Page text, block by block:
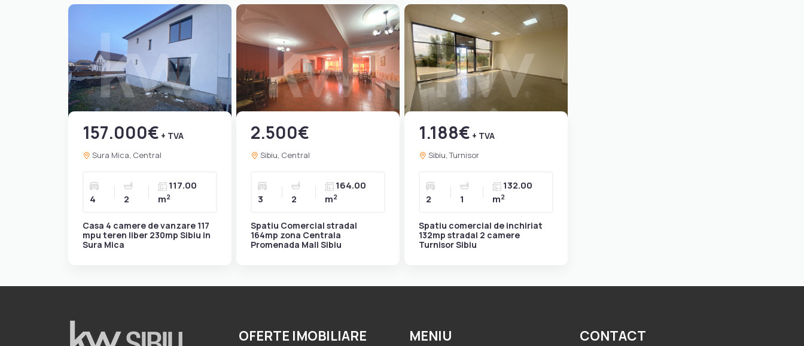
157.000€ + TVA
Sura Mica, Central
4 2
117.00
m2
Casa 4 camere de vanzare 117
mpu teren liber 230mp Sibiu in
Sura Mica
2.500€
Sibiu, Central
3 2
164.00
m2
Spatiu Comercial stradal
164mp zona Centrala
Promenada Mall Sibiu
1.188€ + TVA
Sibiu, Turnisor
2 1
132.00
m2
Spatiu comercial de inchiriat
132mp stradal 2 camere
Turnisor Sibiu
OFERTE IMOBILIARE MENIU CONTACT